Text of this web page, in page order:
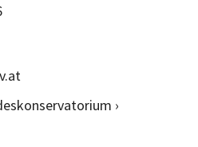
›